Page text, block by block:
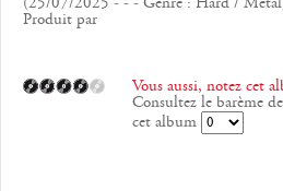
Produit par
Vous aussi, notez cet
Consultez le barème
cet album